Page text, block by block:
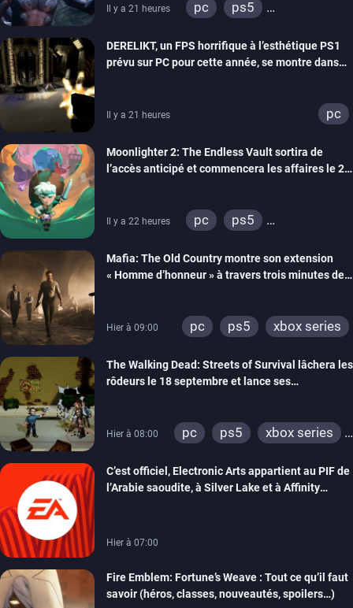
Il y a 21 heures pc
ps5
DERELIKT, un FPS horrifique à l’esthétique PS1
prévu sur PC pour cette année, se montre dans
Il y a 21 heures pc
Moonlighter 2: The Endless Vault sortira de
l’accès anticipé et commencera les affaires le 2
Il y a 22 heures pc
ps5
Mafia: The Old Country montre son extension
« Homme d’honneur » à travers trois minutes de
Hier à 09:00 pc ps5 xbox series
The Walking Dead: Streets of Survival lâchera les
rôdeurs le 18 septembre et lance ses
Hier à 08:00 pc ps5
xbox series
C’est officiel, Electronic Arts appartient au PIF de
l’Arabie saoudite, à Silver Lake et à Affinity
Hier à 07:00
Fire Emblem: Fortune’s Weave : Tout ce qu’il faut
savoir (héros, classes, nouveautés, spoilers…)